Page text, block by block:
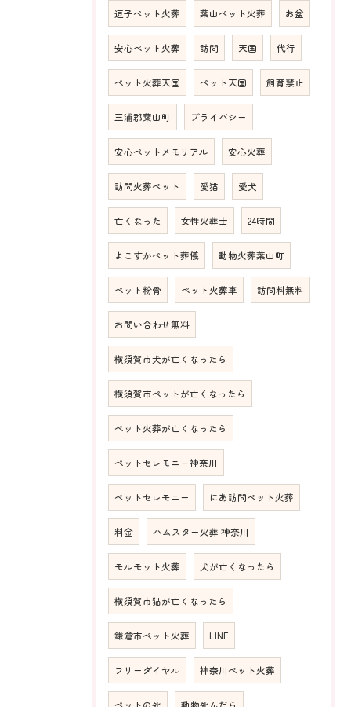
逗子ペット火葬 葉山ペット火葬 お盆
安心ペット火葬 訪問 天国 代行
ペット火葬天国 ペット天国 飼育禁止
三浦郡葉山町 プライバシー
安心ペットメモリアル 安心火葬
訪問火葬ペット 愛猫 愛犬
亡くなった 女性火葬士 24時間
よこすかペット葬儀 動物火葬葉山町
ペット粉骨 ペット火葬車 訪問料無料
お問い合わせ無料
横須賀市犬が亡くなったら
横須賀市ペットが亡くなったら
ペット火葬が亡くなったら
ペットセレモニー神奈川
ペットセレモニー にあ訪問ペット火葬
料金 ハムスター火葬 神奈川
モルモット火葬 犬が亡くなったら
横須賀市猫が亡くなったら
鎌倉市ペット火葬 LINE
フリーダイヤル 神奈川ペット火葬
ペットの死 動物死んだら